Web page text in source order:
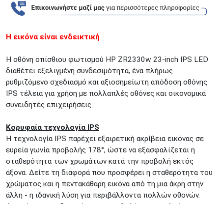
ΜΕΤΑΜΟΡΦΩΣΗ
Τατοϊόυ 117
ΚΟΛΩΝΟΣ
ΘΕΣΣΑΛΟΝΙΚΗ
Πολυτεχνείου
Προσοχή!Η Διαθεσιμότητα μεταβάλλεται συνεχώς
Διαβάστε εδώ
Η εικόνα είναι ενδεικτική
Η οθόνη οπίσθιου φωτισμού HP ZR2330w 23-inch IPS LED
διαθέτει εξελιγμένη συνδεσιμότητα, ένα πλήρως
ρυθμιζόμενο σχεδιασμό και αξιοσημείωτη απόδοση οθόνης
IPS τέλεια για χρήση με πολλαπλές οθόνες και οικονομικά
συνειδητές επιχειρήσεις.
Κορυφαία τεχνολογία IPS
Η τεχνολογία IPS παρέχει εξαιρετική ακρίβεια εικόνας σε
ευρεία γωνία προβολής 178°, ώστε να εξασφαλίζεται η
σταθερότητα των χρωμάτων κατά την προβολή εκτός
άξονα. Δείτε τη διαφορά που προσφέρει η σταθερότητα του
χρώματος και η πεντακάθαρη εικόνα από τη μια άκρη στην
άλλη - η ιδανική λύση για περιβάλλοντα πολλών οθονών.